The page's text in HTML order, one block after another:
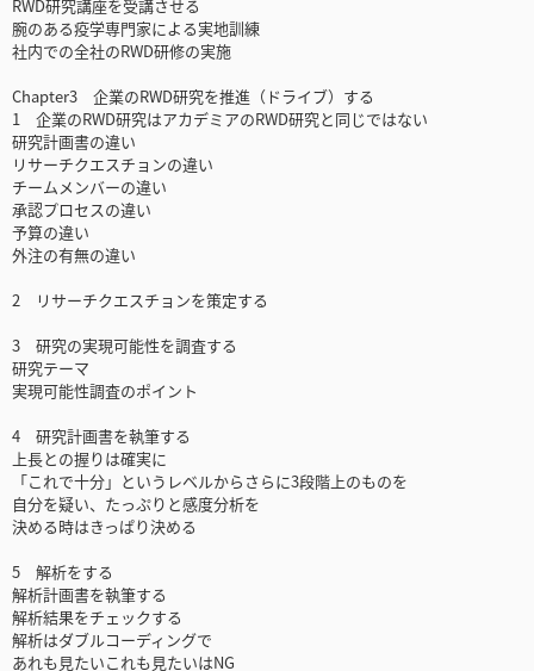
RWD研究講座を受講させる
腕のある疫学専門家による実地訓練
社内での全社のRWD研修の実施
Chapter3 企業のRWD研究を推進（ドライブ）する
1 企業のRWD研究はアカデミアのRWD研究と同じではない
研究計画書の違い
リサーチクエスチョンの違い
チームメンバーの違い
承認プロセスの違い
予算の違い
外注の有無の違い
2 リサーチクエスチョンを策定する
3 研究の実現可能性を調査する
研究テーマ
実現可能性調査のポイント
4 研究計画書を執筆する
上長との握りは確実に
「これで十分」というレベルからさらに3段階上のものを
自分を疑い、たっぷりと感度分析を
決める時はきっぱり決める
5 解析をする
解析計画書を執筆する
解析結果をチェックする
解析はダブルコーディングで
あれも見たいこれも見たいはNG